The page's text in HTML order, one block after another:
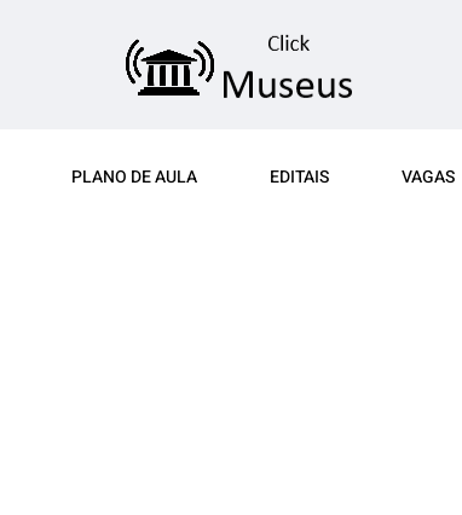
PLANO DE AULA EDITAIS VAGAS